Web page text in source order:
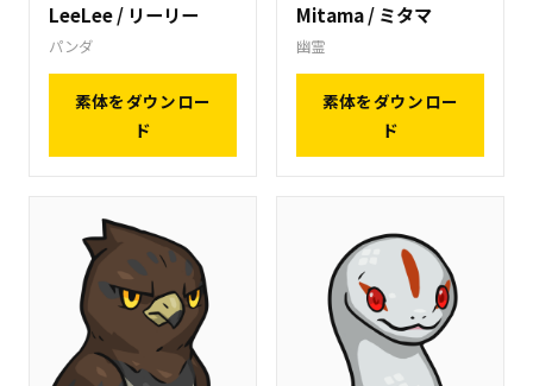
LeeLee / リーリー
パンダ
素体をダウンロー
ド
Mitama / ミタマ
幽霊
素体をダウンロー
ド